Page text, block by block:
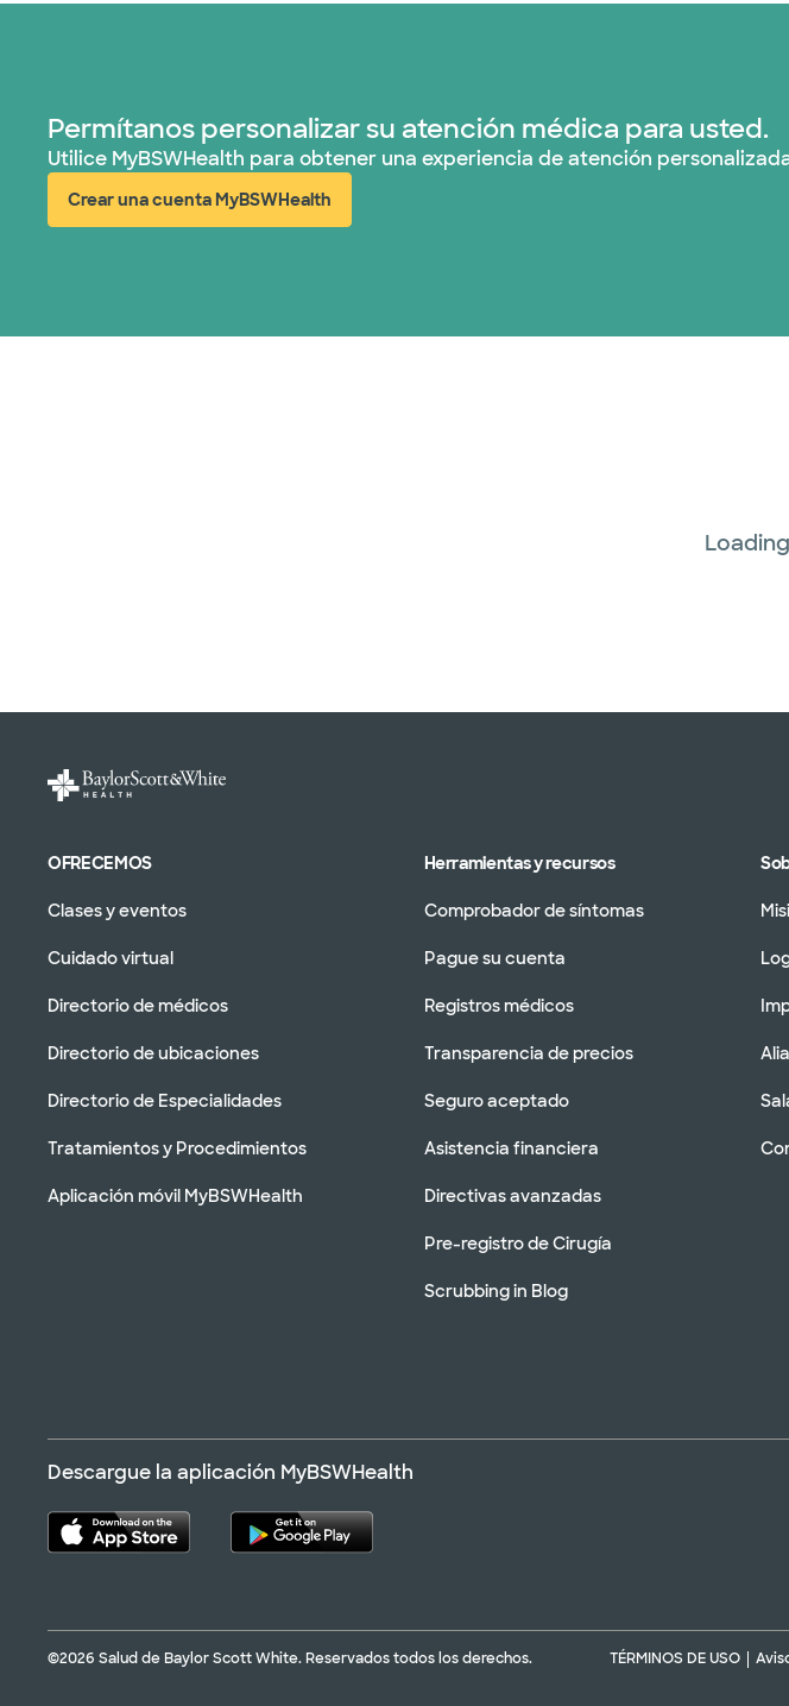
Permítanos personalizar su atención médica para usted.
Utilice MyBSWHealth para obtener una experiencia de atención
Crear una cuenta MyBSWHealth
(abre en ventana nueva)
OFRECEMOS
Clases y eventos
Cuidado virtual
Directorio de médicos
Directorio de ubicaciones
Directorio de Especialidades
Tratamientos y Procedimientos
Aplicación móvil MyBSWHealth
Herramientas y recursos
Comprobador de síntomas
Pague su cuenta
Registros médicos
Transparencia de precios
Seguro aceptado
Asistencia financiera
Directivas avanzadas
Pre-registro de Cirugía
Scrubbing in Blog
Descargue la aplicación MyBSWHealth
©2026 Salud de Baylor Scott White. Reservados todos los derechos. TÉRMINOS DE USO